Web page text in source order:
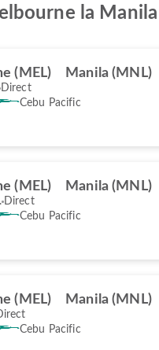
la Manila
(MEL) Manila (MNL)
Direct
Cebu Pacific
(MEL) Manila (MNL)
Direct
Cebu Pacific
(MEL) Manila (MNL)
Cebu Pacific